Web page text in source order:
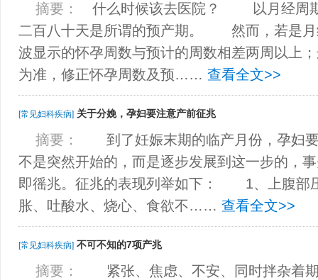
摘要：
什么时候该去医院？ 以月经周期
二百八十天是所谓的预产期。 然而，若是月
波显示的怀孕周数与预计的周数相差两周以上
为准，修正怀孕周数及预…… 查看全文>>
[常见妇科疾病] 关于分娩，孕妇要注意产前征兆
摘要：
到了妊娠末期的临产月份，孕妇要
不是突然开始的，而是逐步发展到这一步的，
即徭兆。征兆的表现列举如下： 1、上腹
胀、吐酸水、烧心、食欲不…… 查看全文>>
[常见妇科疾病] 不可不知的7项产兆
摘要：
紧张、焦虑、不安、同时拌杂着期